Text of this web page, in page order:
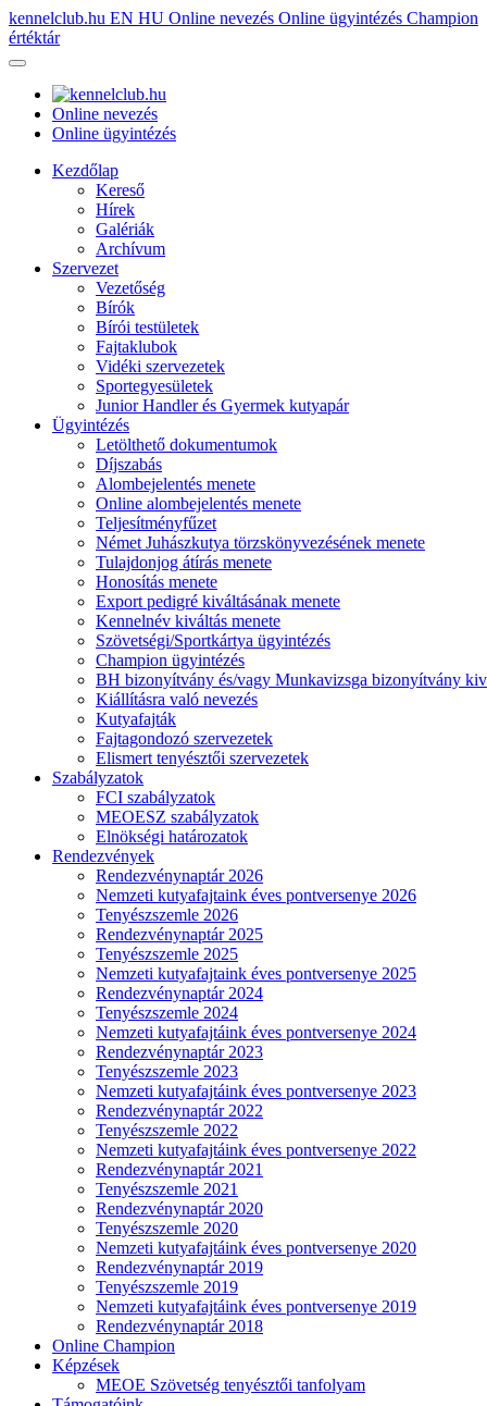
kennelclub.hu EN HU Online nevezés Online ügyintézés Champion
értéktár
Online nevezés
Online ügyintézés
Kezdőlap
Kereső
Hírek
Galériák
Archívum
Szervezet
Vezetőség
Bírók
Bírói testületek
Fajtaklubok
Vidéki szervezetek
Sportegyesületek
Junior Handler és Gyermek kutyapár
Ügyintézés
Letölthető dokumentumok
Díjszabás
Alombejelentés menete
Online alombejelentés menete
Teljesítményfűzet
Német Juhászkutya törzskönyvezésének menete
Tulajdonjog átírás menete
Honosítás menete
Export pedigré kiváltásának menete
Kennelnév kiváltás menete
Szövetségi/Sportkártya ügyintézés
Champion ügyintézés
BH bizonyítvány és/vagy Munkavizsga bizonyítvány
Kiállításra való nevezés
Kutyafajták
Fajtagondozó szervezetek
Elismert tenyésztői szervezetek
Szabályzatok
FCI szabályzatok
MEOESZ szabályzatok
Elnökségi határozatok
Rendezvények
Rendezvénynaptár 2026
Nemzeti kutyafajtaink éves pontversenye 2026
Tenyészszemle 2026
Rendezvénynaptár 2025
Tenyészszemle 2025
Nemzeti kutyafajtaink éves pontversenye 2025
Rendezvénynaptár 2024
Tenyészszemle 2024
Nemzeti kutyafajtáink éves pontversenye 2024
Rendezvénynaptár 2023
Tenyészszemle 2023
Nemzeti kutyafajtáink éves pontversenye 2023
Rendezvénynaptár 2022
Tenyészszemle 2022
Nemzeti kutyafajtáink éves pontversenye 2022
Rendezvénynaptár 2021
Tenyészszemle 2021
Rendezvénynaptár 2020
Tenyészszemle 2020
Nemzeti kutyafajtáink éves pontversenye 2020
Rendezvénynaptár 2019
Tenyészszemle 2019
Nemzeti kutyafajtáink éves pontversenye 2019
Rendezvénynaptár 2018
Online Champion
Képzések
MEOE Szövetség tenyésztői tanfolyam